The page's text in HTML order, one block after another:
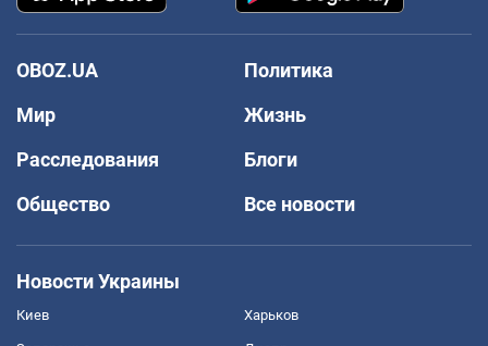
OBOZ.UA
Политика
Мир
Жизнь
Расследования
Блоги
Общество
Все новости
Новости Украины
Киев Харьков